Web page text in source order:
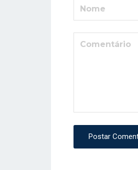
Postar